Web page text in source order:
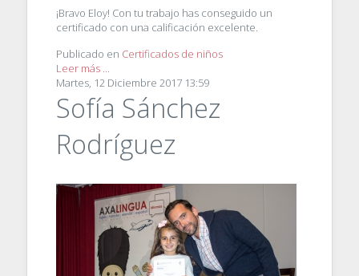
¡Bravo Eloy! Con tu trabajo has conseguido un
certificado con una calificación excelente.
Publicado en Certificados de niños
Leer más ...
Martes, 12 Diciembre 2017 13:59
Sofía Sánchez
Rodríguez